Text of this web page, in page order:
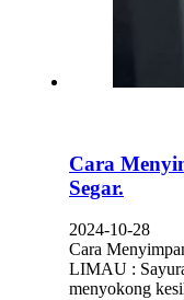
Cara
Segar.
2024-10-28
Cara
LIMAU :
menyokong